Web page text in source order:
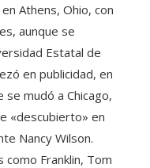
Athens, Ohio, con
aunque se
Estatal de
en publicidad, en
mudó a Chicago,
«descubierto» en
Nancy Wilson.
como Franklin, Tom